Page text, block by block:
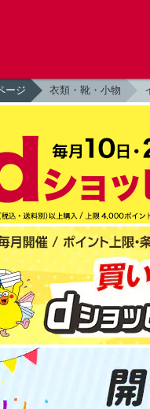
ージ 衣類・靴・小物